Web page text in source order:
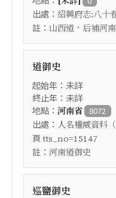
出處： 紹興府志:八十
註： 山西道，后補河
道御史
起始年：未詳
終止年：未詳
地點： 河南省 8072
出處： 人名權威資料
頁 tts_no=15147
註： 河南道御史
巡鹽御史